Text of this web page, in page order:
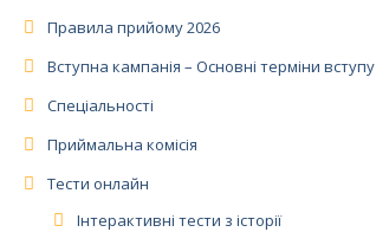
Правила прийому 2026
Вступна кампанія – Основні терміни вступу
Спеціальності
Приймальна комісія
Тести онлайн
Інтерактивні тести з історії